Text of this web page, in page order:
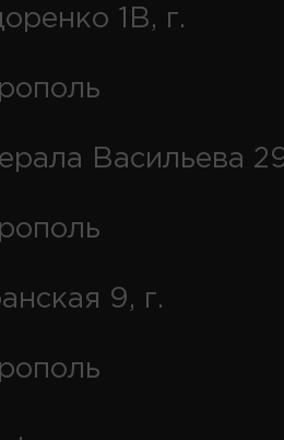
1В, г.
Васильева
9, г.